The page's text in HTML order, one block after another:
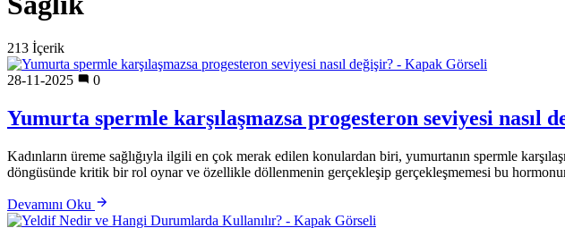
213 İçerik
28-11-2025 0
Yumurta spermle karşılaşmazsa progesteron seviyesi nasıl
Kadınların üreme sağlığıyla ilgili en çok merak edilen konulardan biri, yumurtanın spermle
döngüsünde kritik bir rol oynar ve özellikle döllenmenin gerçekleşip gerçekleşmemesi bu
Devamını Oku